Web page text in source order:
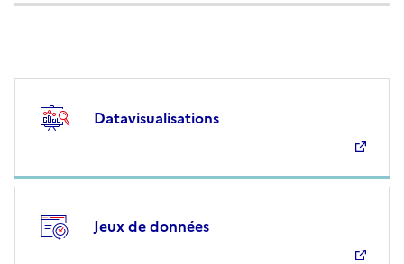
Datavisualisations
Jeux de données